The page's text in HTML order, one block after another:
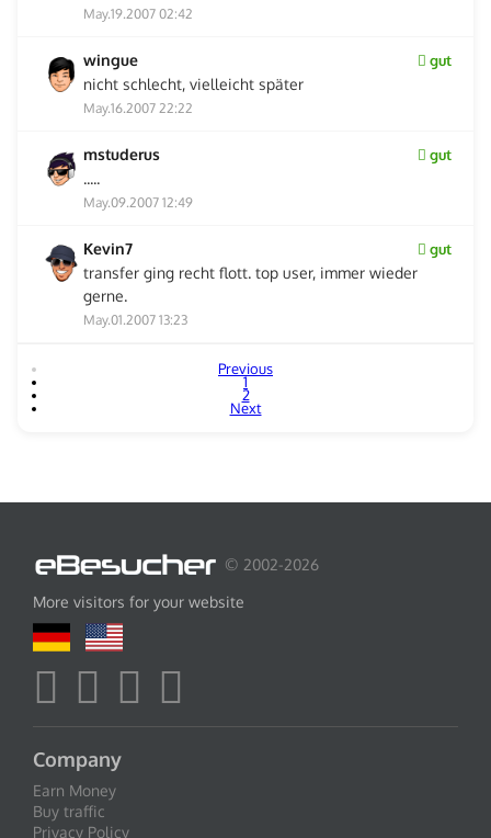
May.19.2007 02:42
wingue gut
nicht schlecht, vielleicht später
May.16.2007 22:22
mstuderus gut
.....
May.09.2007 12:49
Kevin7 gut
transfer ging recht flott. top user, immer wieder
gerne.
May.01.2007 13:23
Previous
1
2
Next
© 2002-2026
More visitors for your website
Company
Earn Money
Buy traffic
Privacy Policy